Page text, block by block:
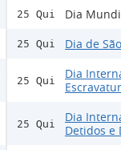
25 Qui Dia
25 Qui Dia de
25 Qui
Dia
25 Qui
Dia
Detidos e